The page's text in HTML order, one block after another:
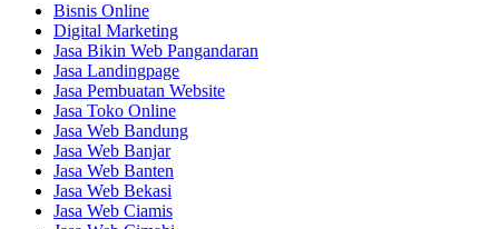
Bisnis Online
Digital Marketing
Jasa Bikin Web Pangandaran
Jasa Landingpage
Jasa Pembuatan Website
Jasa Toko Online
Jasa Web Bandung
Jasa Web Banjar
Jasa Web Banten
Jasa Web Bekasi
Jasa Web Ciamis